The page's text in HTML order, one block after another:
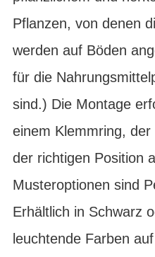
Pflanzen, von denen
werden auf Böden
für die
sind.) Die Montage
einem Klemmring,
der richtigen Position
Musteroptionen sind
Erhältlich in Schwarz
leuchtende Farben